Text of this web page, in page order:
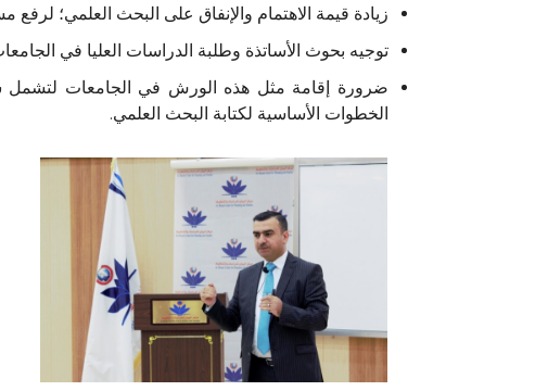
زيادة قيمة الاهتمام والإنفاق على البحث العلمي؛ لرفع
توجيه بحوث الأساتذة وطلبة الدراسات العليا في
ضرورة إقامة مثل هذه الورش في الجامعات لتشمل
الخطوات الأساسية لكتابة البحث العلمي.